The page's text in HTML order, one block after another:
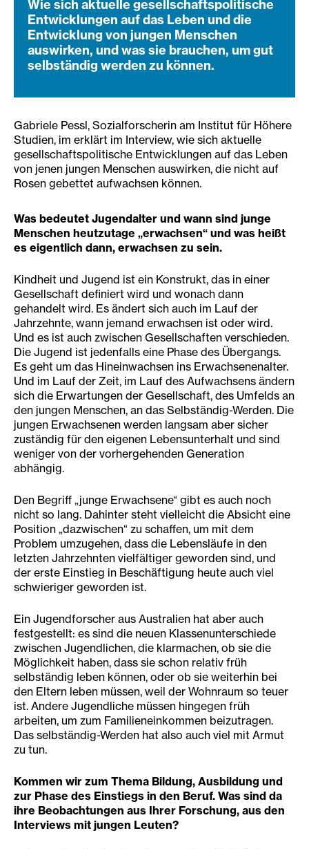
Wie sich aktuelle gesellschaftspolitische
Entwicklungen auf das Leben und die
Entwicklung von jungen Menschen
auswirken, und was sie brauchen, um gut
selbständig werden zu können.
Gabriele Pessl, Sozialforscherin am Institut für Höhere
Studien, im erklärt im Interview, wie sich aktuelle
gesellschaftspolitische Entwicklungen auf das Leben
von jenen jungen Menschen auswirken, die nicht auf
Rosen gebettet aufwachsen können.
Was bedeutet Jugendalter und wann sind junge
Menschen heutzutage „erwachsen“ und was heißt
es eigentlich dann, erwachsen zu sein.
Kindheit und Jugend ist ein Konstrukt, das in einer
Gesellschaft definiert wird und wonach dann
gehandelt wird. Es ändert sich auch im Lauf der
Jahrzehnte, wann jemand erwachsen ist oder wird.
Und es ist auch zwischen Gesellschaften verschieden.
Die Jugend ist jedenfalls eine Phase des Übergangs.
Es geht um das Hineinwachsen ins Erwachsenenalter.
Und im Lauf der Zeit, im Lauf des Aufwachsens ändern
sich die Erwartungen der Gesellschaft, des Umfelds an
den jungen Menschen, an das Selbständig-Werden. Die
jungen Erwachsenen werden langsam aber sicher
zuständig für den eigenen Lebensunterhalt und sind
weniger von der vorhergehenden Generation
abhängig.
Den Begriff „junge Erwachsene“ gibt es auch noch
nicht so lang. Dahinter steht vielleicht die Absicht eine
Position „dazwischen“ zu schaffen, um mit dem
Problem umzugehen, dass die Lebensläufe in den
letzten Jahrzehnten vielfältiger geworden sind, und
der erste Einstieg in Beschäftigung heute auch viel
schwieriger geworden ist.
Ein Jugendforscher aus Australien hat aber auch
festgestellt: es sind die neuen Klassenunterschiede
zwischen Jugendlichen, die klarmachen, ob sie die
Möglichkeit haben, dass sie schon relativ früh
selbständig leben können, oder ob sie weiterhin bei
den Eltern leben müssen, weil der Wohnraum so teuer
ist. Andere Jugendliche müssen hingegen früh
arbeiten, um zum Familieneinkommen beizutragen.
Das selbständig-Werden hat also auch viel mit Armut
zu tun.
Kommen wir zum Thema Bildung, Ausbildung und
zur Phase des Einstiegs in den Beruf. Was sind da
ihre Beobachtungen aus Ihrer Forschung, aus den
Interviews mit jungen Leuten?